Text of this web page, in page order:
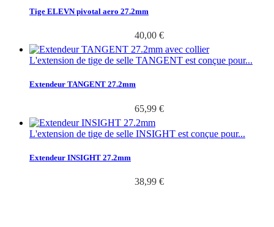
Tige ELEVN pivotal aero 27.2mm
40,00 €
L'extension de tige de selle TANGENT est conçue pour...
Extendeur TANGENT 27.2mm
65,99 €
L'extension de tige de selle INSIGHT est conçue pour...
Extendeur INSIGHT 27.2mm
38,99 €